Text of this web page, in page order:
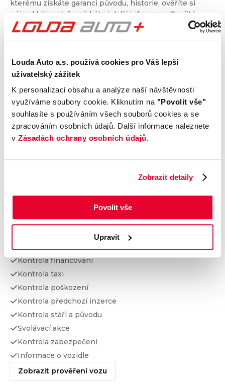
Louda Auto a.s. používá cookies pro Váš lepší
uživatelský zážitek
K personalizaci obsahu a analýze naší návštěvnosti
využíváme soubory cookie. Kliknutím na "Povolit vše"
souhlasíte s používáním všech souborů cookies a se
zpracováním osobních údajů. Další informace naleznete
v Zásadách ochrany osobních údajů.
Zobrazit detaily
Povolit vše
Upravit
kterému získáte garanci původu, historie, ověříte si
nájezd kilometrů a získáte i další informace. Dvojité
prověření pro jistotu při nákupu.
Kontrola technického stavu
Motor
Převodovka a spojka
Nápravy a podvozek
Výfuková soustava
Brzdy
Elektronické části vozu
Prověření vozu od Cebia
Kontrola najetých km
Kontrola odcizení
Kontrola financování
Kontrola taxi
Kontrola poškození
Kontrola předchozí inzerce
Kontrola stáří a původu
Svolávací akce
Kontrola zabezpečení
Informace o vozidle
Zobrazit prověření vozu